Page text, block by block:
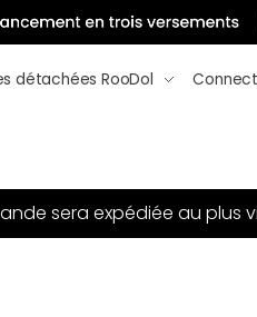
détachées RooDol
sera expédiée au plus